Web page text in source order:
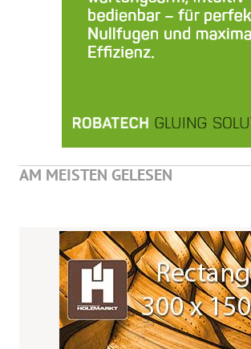
AM MEISTEN GELESEN